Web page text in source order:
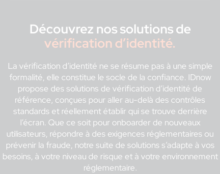
Découvrez nos solutions de
vérification d’identité.
La vérification d’identité ne se résume pas à une simple
formalité, elle constitue le socle de la confiance. IDnow
propose des solutions de vérification d’identité de
référence, conçues pour aller au-delà des contrôles
standards et réellement établir qui se trouve derrière
l’écran. Que ce soit pour onboarder de nouveaux
utilisateurs, répondre à des exigences réglementaires ou
prévenir la fraude, notre suite de solutions s’adapte à vos
besoins, à votre niveau de risque et à votre environnement
réglementaire.